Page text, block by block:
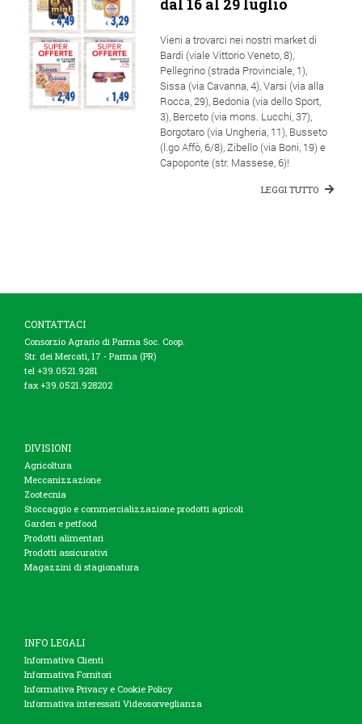
dal 16 al 29 luglio
Vieni a trovarci nei nostri market di
Bardi (viale Vittorio Veneto, 8),
Pellegrino (strada Provinciale, 1),
Sissa (via Cavanna, 4), Varsi (via alla
Rocca, 29), Bedonia (via dello Sport,
3), Berceto (via mons. Lucchi, 37),
Borgotaro (via Ungheria, 11), Busseto
(l.go Affò, 6/8), Zibello (via Boni, 19) e
Capoponte (str. Massese, 6)!
LEGGI TUTTO
CONTATTACI
Consorzio Agrario di Parma Soc. Coop.
Str. dei Mercati, 17 - Parma (PR)
tel +39.0521.9281
fax +39.0521.928202
DIVISIONI
Agricoltura
Meccanizzazione
Zootecnia
Stoccaggio e commercializzazione prodotti agricoli
Garden e petfood
Prodotti alimentari
Prodotti assicurativi
Magazzini di stagionatura
INFO LEGALI
Informativa Clienti
Informativa Fornitori
Informativa Privacy e Cookie Policy
Informativa interessati Videosorveglianza